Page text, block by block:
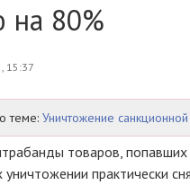
на 80%
15:37
теме: Уничтожение
товаров, попавших
практически